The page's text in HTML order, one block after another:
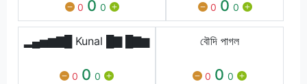
0 0 0 0 0 0
▂▄▅▆▇█ Kunal █▇ █▇▆
0 0 0
বৌদি পাগল
0 0 0